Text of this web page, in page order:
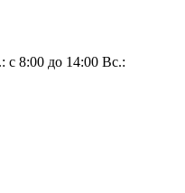
с 8:00 до 14:00 Вс.: